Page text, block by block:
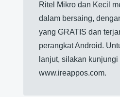
Ritel Mikro dan Kecil
dalam bersaing,
yang GRATIS dan
perangkat Android.
lanjut, silakan kunjungi
www.ireappos.com.